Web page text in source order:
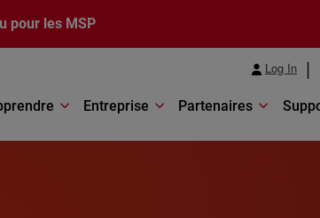
pour les MSP
Log In
Entreprise Partenaires